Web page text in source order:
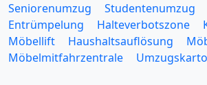
Seniorenumzug
Studentenumzug
Entrümpelung
Halteverbotszone
Möbellift
Haushaltsauflösung
Möbelmitfahrzentrale